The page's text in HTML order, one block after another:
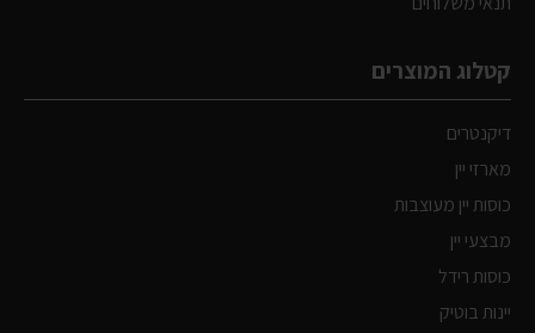
קטלוג המוצרים
דיקנטרים
מארזי יין
כוסות יין מעוצבות
מבצעי יין
כוסות רידל
יינות בוטיק